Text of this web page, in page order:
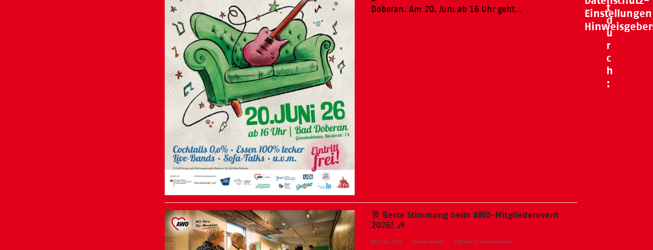
Doberan. Am 20. Juni ab 16 Uhr geht…
🥂 Beste Stimmung beim AWO-Mitgliederevent
2026! 🎶
11. Juni 2026 Maik Herfurth Ehrenamt, Veranstaltungen
Einstellungen
t
d
u
r
c
h
: